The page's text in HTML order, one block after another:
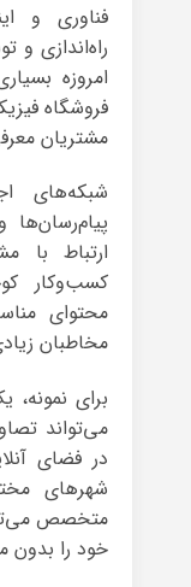
فناوری و
راه‌اندازی و
امروزه
فروشگاه
مشتریان
شبکه‌های
پیام‌رسان‌ها
ارتباط با
کسب‌وکار
محتوای
مخاطبان
برای
می‌تواند
در فضای
شهرهای
متخصص
خود را بدون